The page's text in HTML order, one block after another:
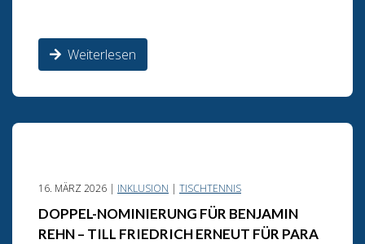
Weiterlesen
16. MÄRZ 2026 | INKLUSION | TISCHTENNIS
DOPPEL-NOMINIERUNG FÜR BENJAMIN
REHN – TILL FRIEDRICH ERNEUT FÜR PARA